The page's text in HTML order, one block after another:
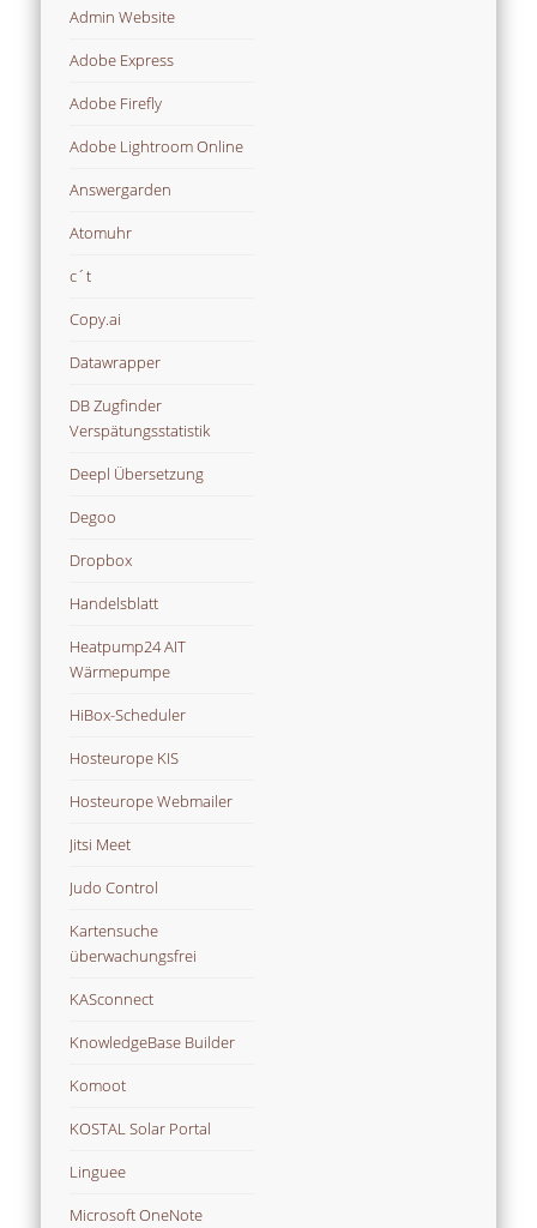
Admin Website
Adobe Express
Adobe Firefly
Adobe Lightroom Online
Answergarden
Atomuhr
c´t
Copy.ai
Datawrapper
DB Zugfinder
Verspätungsstatistik
Deepl Übersetzung
Degoo
Dropbox
Handelsblatt
Heatpump24 AIT
Wärmepumpe
HiBox-Scheduler
Hosteurope KIS
Hosteurope Webmailer
Jitsi Meet
Judo Control
Kartensuche
überwachungsfrei
KASconnect
KnowledgeBase Builder
Komoot
KOSTAL Solar Portal
Linguee
Microsoft OneNote